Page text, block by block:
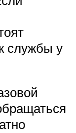
службы у